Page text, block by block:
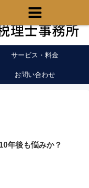
｜クラウド会計
サービス・料金
お問い合わせ
年後も悩みか？